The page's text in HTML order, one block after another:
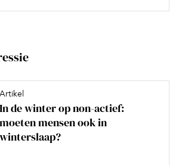
Artikel
In de winter op non-actief:
moeten mensen ook in
winterslaap?